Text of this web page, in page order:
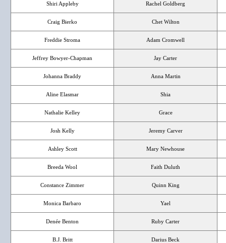
Shiri Appleby Rachel Goldberg
Craig Bierko Chet Wilton
Freddie Stroma Adam Cromwell
Jeffrey Bowyer-Chapman Jay Carter
Johanna Braddy Anna Martin
Aline Elasmar Shia
Nathalie Kelley Grace
Josh Kelly Jeremy Carver
Ashley Scott Mary Newhouse
Breeda Wool Faith Duluth
Constance Zimmer Quinn King
Monica Barbaro Yael
Denée Benton Ruby Carter
B.J. Britt Darius Beck